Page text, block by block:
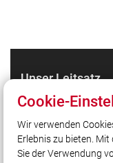
Unser Leitsatz
Quicklinks
LFV Bayern
Cookie-
Wir verwenden
Erlebnis zu bieten.
Sie der Verwendung